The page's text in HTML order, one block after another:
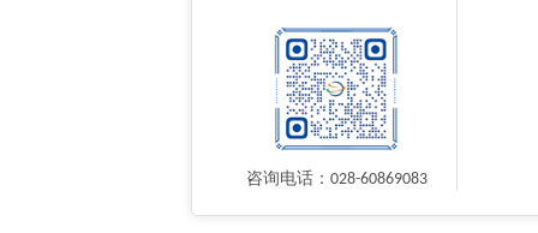
咨询电话：028-60869083